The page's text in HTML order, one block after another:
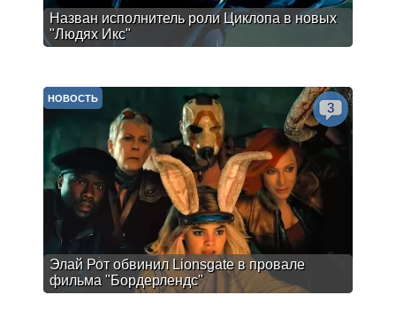
Назван исполнитель роли Циклопа в новых
"Людях Икс"
Элай Рот обвинил Lionsgate в провале
фильма "Бордерлендс"
НОВОСТЬ
3